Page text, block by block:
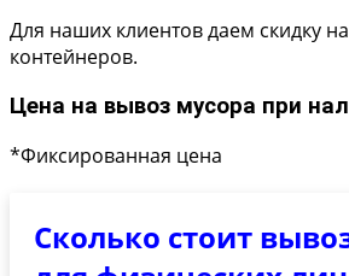
Для наших клиентов даем скидку
контейнеров.
Цена на вывоз мусора при
*Фиксированная цена
Сколько стоит